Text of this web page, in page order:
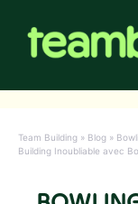
contenu
Team Building » Blog »
Building Inoubliable avec